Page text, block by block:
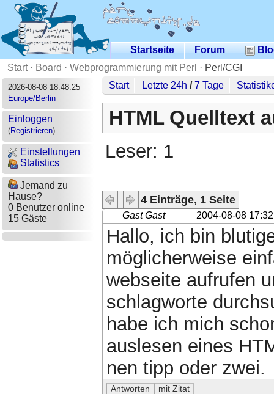
Startseite Forum
Start· Board · Webprogrammierung mit Perl · Perl/CGI
2026-08-08 18:48:25
Europe/Berlin
Einloggen
(Registrieren)
Einstellungen
Statistics
Jemand zu
Hause?
0 Benutzer online
15 Gäste
Start Letzte 24h /7 Tage
HTML Quelltext
Leser: 1
4 Einträge, 1 Seite
Gast Gast 2004-08-08 17:32
Hallo, ich bin
möglicherweise
webseite aufrufen
schlagworte
habe ich mich
auslesen eines
nen tipp oder zwei.